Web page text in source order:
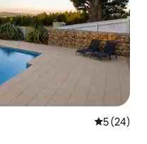
5 (24)